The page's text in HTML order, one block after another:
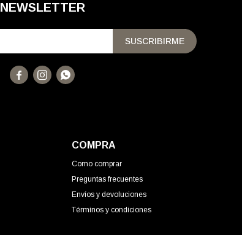
COMPRA
Como comprar
Preguntas frecuentes
Envíos y devoluciones
Términos y condiciones
NEWSLETTER
SUSCRIBIRME
  